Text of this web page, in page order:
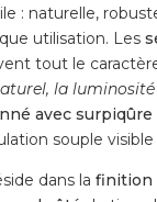
: naturelle,
utilisation. Les
tout le
la
avec
souple visible
dans la finition